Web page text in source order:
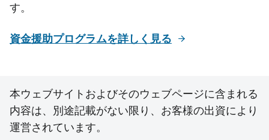
す。
資金援助プログラムを詳しく見る
本ウェブサイトおよびそのウェブページに含まれる
内容は、別途記載がない限り、お客様の出資により
運営されています。